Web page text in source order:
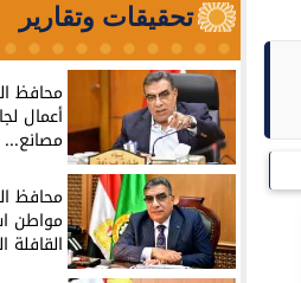
تحقيقات وتقارير
محافظ
أعمال
مصانع...
مواطن
القافلة